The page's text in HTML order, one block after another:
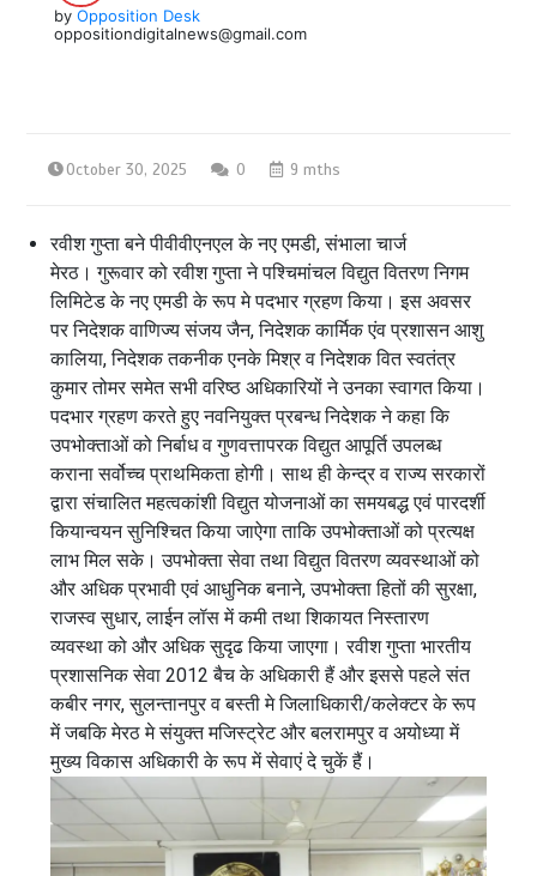
by Opposition Desk
oppositiondigitalnews@gmail.com
October 30, 2025 0 9 mths
रवीश गुप्ता बने पीवीवीएनएल के नए एमडी, संभाला चार्ज
मेरठ। गुरूवार को रवीश गुप्ता ने पश्चिमांचल विद्युत वितरण निगम
लिमिटेड के नए एमडी के रूप मे पदभार ग्रहण किया। इस अवसर
पर निदेशक वाणिज्य संजय जैन, निदेशक कार्मिक एंव प्रशासन आशु
कालिया, निदेशक तकनीक एनके मिश्र व निदेशक वित स्वतंत्र
कुमार तोमर समेत सभी वरिष्ठ अधिकारियों ने उनका स्वागत किया।
पदभार ग्रहण करते हुए नवनियुक्त प्रबन्ध निदेशक ने कहा कि
उपभोक्ताओं को निर्बाध व गुणवत्तापरक विद्युत आपूर्ति उपलब्ध
कराना सर्वोच्च प्राथमिकता होगी। साथ ही केन्द्र व राज्य सरकारों
द्वारा संचालित महत्वकांशी विद्युत योजनाओं का समयबद्ध एवं पारदर्शी
कियान्वयन सुनिश्चित किया जाऐगा ताकि उपभोक्ताओं को प्रत्यक्ष
लाभ मिल सके। उपभोक्ता सेवा तथा विद्युत वितरण व्यवस्थाओं को
और अधिक प्रभावी एवं आधुनिक बनाने, उपभोक्ता हितों की सुरक्षा,
राजस्व सुधार, लाईन लॉस में कमी तथा शिकायत निस्तारण
व्यवस्था को और अधिक सुदृढ किया जाएगा। रवीश गुप्ता भारतीय
प्रशासनिक सेवा 2012 बैच के अधिकारी हैं और इससे पहले संत
कबीर नगर, सुलन्तानपुर व बस्ती मे जिलाधिकारी/कलेक्टर के रूप
में जबकि मेरठ मे संयुक्त मजिस्ट्रेट और बलरामपुर व अयोध्या में
मुख्य विकास अधिकारी के रूप में सेवाएं दे चुकें हैं।